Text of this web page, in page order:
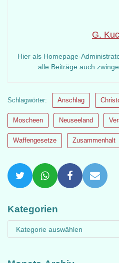
G.
Hier als Homepage-
alle Beiträge auch
Schlagwörter: Anschlag
Moscheen Neuseeland
Waffengesetze Zusammenhalt
Kategorien